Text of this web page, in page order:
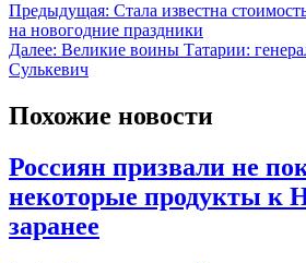
Предыдущая: Стала известна
на новогодние праздники
Далее: Великие воины Татарии:
Сулькевич
Похожие новости
Россиян призвали не
некоторые продукты к
заранее